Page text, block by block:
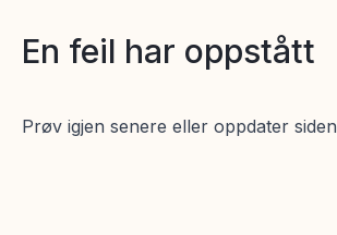
En feil har oppstått
Prøv igjen senere eller oppdater siden